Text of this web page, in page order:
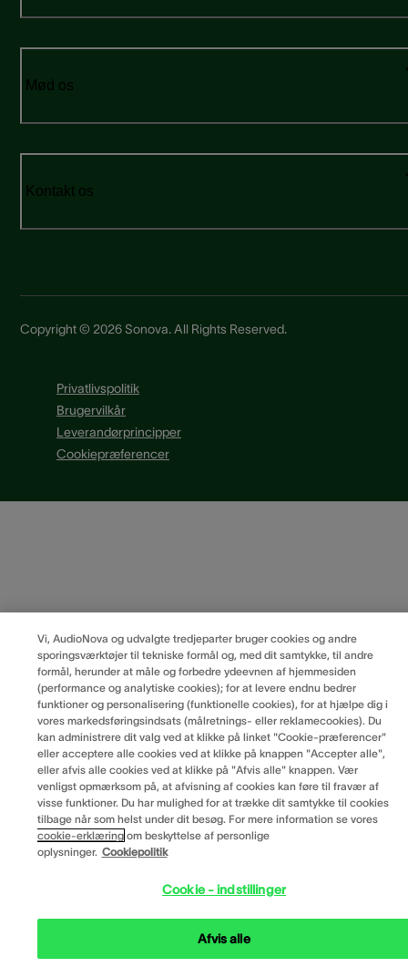
Mød os
Kontakt os
Copyright © 2026 Sonova. All Rights Reserved.
Privatlivspolitik
Brugervilkår
Leverandørprincipper
Cookiepræferencer
Vi, AudioNova og udvalgte tredjeparter bruger cookies og andre
sporingsværktøjer til tekniske formål og, med dit samtykke, til andre
formål, herunder at måle og forbedre ydeevnen af hjemmesiden
(performance og analytiske cookies); for at levere endnu bedrer
funktioner og personalisering (funktionelle cookies), for at hjælpe dig i
vores markedsføringsindsats (målretnings- eller reklamecookies). Du
kan administrere dit valg ved at klikke på linket "Cookie-præferencer"
eller acceptere alle cookies ved at klikke på knappen "Accepter alle",
eller afvis alle cookies ved at klikke på "Afvis alle" knappen. Vær
venligst opmærksom på, at afvisning af cookies kan føre til fravær af
visse funktioner. Du har mulighed for at trække dit samtykke til cookies
tilbage når som helst under dit besøg. For mere information se vores
cookie-erklæringom beskyttelse af personlige
oplysninger. Cookiepolitik
Cookie - indstillinger
Afvis alle